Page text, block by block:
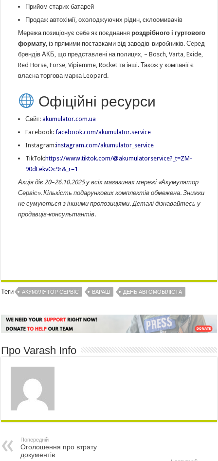
Прийом старих батарей
Продаж автохімії, охолоджуючих рідин, склоомивачів
Мережа позиціонує себе як поєднанняроздрібного і гуртового
формату , із прямими поставками від заводів-виробників. Серед
брендів АКБ, що представлені на полицях, – Bosch, Varta, Exide,
Red Horse, Forse, Vipiemme, Rocket та інші. Також у компанії є
власна торгова марка Leopard.
Офіційні ресурси
Сайт:akumulator.com.ua
Facebook: facebook.com/akumulator.service
Instagram:instagram.com/akumulator_service
TikTok:https://www.tiktok.com/@akumulatorservice?_t=ZM-
90dEekvOc9r&_r=1
Акція діє 20–26.10.2025 у всіх магазинах мережі «Акумулятор
Сервіс». Кількість подарункових комплектів обмежена. Знижки
не сумуються з іншими пропозиціями. Деталі дізнавайтесь у
продавців-консультантів.
Теги АКУМУЛЯТОР СЕРВІС ВАРАШ ДЕНЬ АВТОМОБІЛІСТА
Про Varash Info
Попередній
Оголошення про втрату
документів